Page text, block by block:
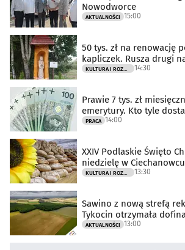
Nowodworce
AKTUALNOŚCI 15:00
50 tys. zł na renowację
kapliczek. Rusza drugi
14:30
Prawie 7 tys. zł
emerytury. Kto tyle
PRACA 14:00
XXIV Podlaskie Święto
niedzielę w Ciechanowcu
13:30
Sawino z nową strefą
Tykocin otrzymała
AKTUALNOŚCI 13:00